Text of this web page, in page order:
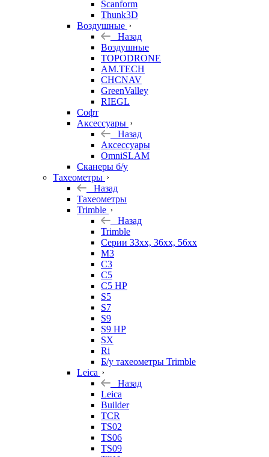
Scanform
Thunk3D
Воздушные
Назад
Воздушные
TOPODRONE
AM.TECH
CHCNAV
GreenValley
RIEGL
Софт
Аксессуары
Назад
Аксессуары
OmniSLAM
Сканеры б/у
Тахеометры
Назад
Тахеометры
Trimble
Назад
Trimble
Серии 33xx, 36xx, 56xx
M3
C3
C5
C5 HP
S5
S7
S9
S9 HP
SX
Ri
Б/у тахеометры Trimble
Leica
Назад
Leica
Builder
TCR
TS02
TS06
TS09